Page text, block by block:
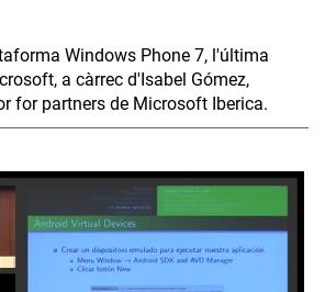
Windows Phone 7, l'última
a càrrec d'Isabel Gómez,
for partners de Microsoft Iberica.